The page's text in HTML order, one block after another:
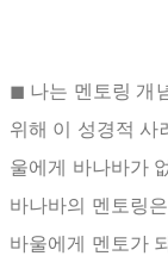
◼ 나는 멘토링 개
위해 이 성경적 사
울에게 바나바가
바나바의 멘토링
바울에게 멘토가